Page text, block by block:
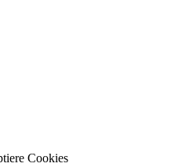
Cookies